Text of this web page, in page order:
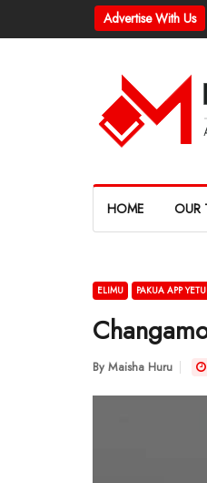
Advertise With Us
HOME OUR
ELIMU PAKUA APP YETU
By Maisha Huru